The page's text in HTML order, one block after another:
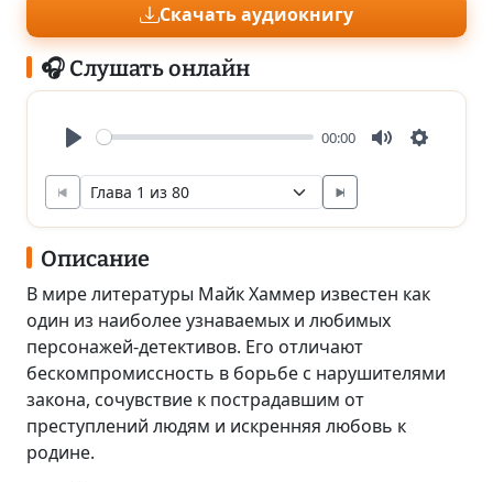
Скачать аудиокнигу
🎧 Слушать онлайн
00:00
Описание
В мире литературы Майк Хаммер известен как
один из наиболее узнаваемых и любимых
персонажей-детективов. Его отличают
бескомпромиссность в борьбе с нарушителями
закона, сочувствие к пострадавшим от
преступлений людям и искренняя любовь к
родине.